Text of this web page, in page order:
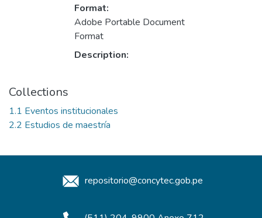
Format:
Adobe Portable Document
Format
Description:
Collections
1.1 Eventos institucionales
2.2 Estudios de maestría
repositorio@concytec.gob.pe